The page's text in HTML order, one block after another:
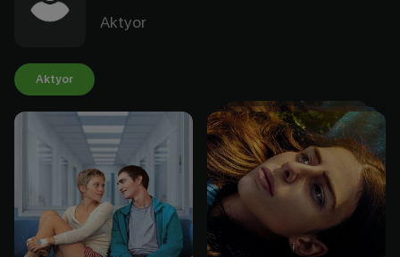
Aktyor
Aktyor